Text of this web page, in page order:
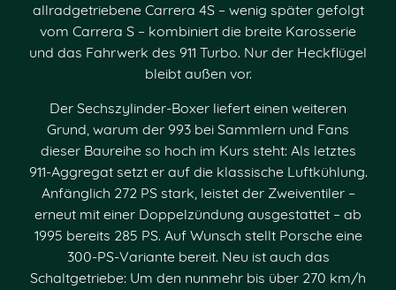
allradgetriebene Carrera 4S – wenig später gefolgt
vom Carrera S – kombiniert die breite Karosserie
und das Fahrwerk des 911 Turbo. Nur der Heckflügel
bleibt außen vor.
Der Sechszylinder-Boxer liefert einen weiteren
Grund, warum der 993 bei Sammlern und Fans
dieser Baureihe so hoch im Kurs steht: Als letztes
911-Aggregat setzt er auf die klassische Luftkühlung.
Anfänglich 272 PS stark, leistet der Zweiventiler –
erneut mit einer Doppelzündung ausgestattet – ab
1995 bereits 285 PS. Auf Wunsch stellt Porsche eine
300-PS-Variante bereit. Neu ist auch das
Schaltgetriebe: Um den nunmehr bis über 270 km/h